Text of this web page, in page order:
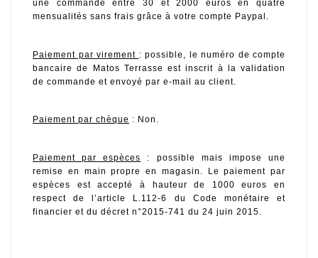
une commande entre 30 et 2000 euros en quatre
mensualités sans frais grâce à votre compte Paypal.
Paiement par virement : possible, le numéro de compte
bancaire de Matos Terrasse est inscrit à la validation
de commande et envoyé par e-mail au client.
Paiement par chèque : Non.
Paiement par espèces : possible mais impose une
remise en main propre en magasin. Le paiement par
espèces est accepté à hauteur de 1000 euros en
respect de l’article L.112-6 du Code monétaire et
financier et du décret n°2015-741 du 24 juin 2015.